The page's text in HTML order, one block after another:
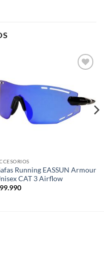
Running EASSUN Armour
CAT 3 Airflow